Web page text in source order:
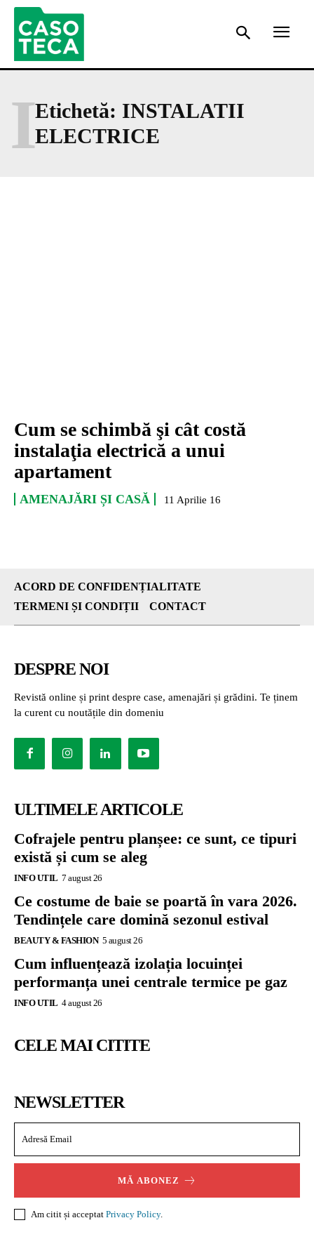
Etichetă: INSTALATII
ELECTRICE
I
Cum se schimbă şi cât costă
instalaţia electrică a unui
apartament
AMENAJĂRI ȘI CASĂ 11 Aprilie 16
ACORD DE CONFIDENȚIALITATE
TERMENI ȘI CONDIȚII
CONTACT
DESPRE NOI
Revistă online și print despre case, amenajări și grădini. Te ținem
la curent cu noutățile din domeniu
ULTIMELE ARTICOLE
Cofrajele pentru planșee: ce sunt, ce tipuri
există și cum se aleg
INFO UTIL 7 august 26
Ce costume de baie se poartă în vara 2026.
Tendințele care domină sezonul estival
BEAUTY & FASHION 5 august 26
Cum influențează izolația locuinței
performanța unei centrale termice pe gaz
INFO UTIL 4 august 26
CELE MAI CITITE
NEWSLETTER
MĂ ABONEZ
Am citit și acceptat Privacy Policy.